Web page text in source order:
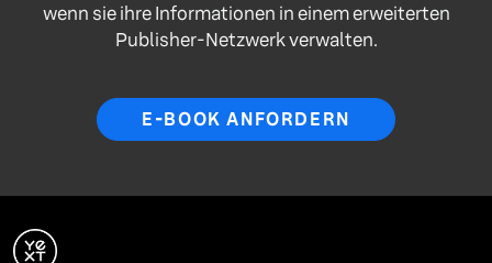
wenn sie ihre Informationen in einem erweiterten
Publisher-Netzwerk verwalten.
E-BOOK ANFORDERN